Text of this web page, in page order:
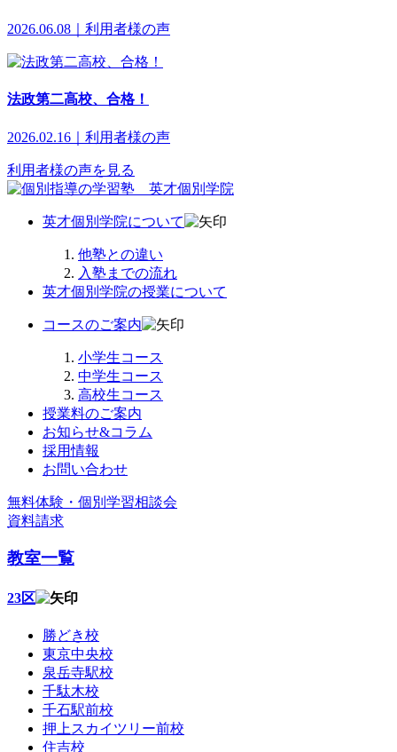
2026.06.08｜利用者様の声
法政第二高校、合格！
2026.02.16｜利用者様の声
利用者様の声を見る
英才個別学院について
他塾との違い
入塾までの流れ
英才個別学院の授業について
コースのご案内
小学生コース
中学生コース
高校生コース
授業料のご案内
お知らせ&コラム
採用情報
お問い合わせ
無料体験・個別学習相談会
資料請求
教室一覧
23区
勝どき校
東京中央校
泉岳寺駅校
千駄木校
千石駅前校
押上スカイツリー前校
住吉校